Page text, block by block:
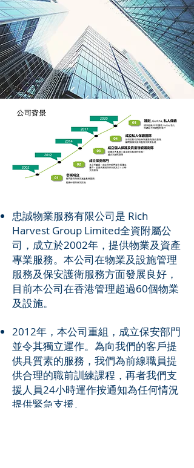
忠誠物業服務有限公司是 Rich
Harvest Group Limited全資附屬公
司，成立於2002年，提供物業及資產
專業服務。本公司在物業及設施管理
服務及保安護衛服務方面發展良好，
目前本公司在香港管理超過60個物業
及設施。
2012年，本公司重組，成立保安部門
並令其獨立運作。為向我們的客戶提
供具質素的服務，我們為前線職員提
供合理的職前訓練課程，再者我們支
援人員24小時運作按通知為任何情況
提供緊急支援。